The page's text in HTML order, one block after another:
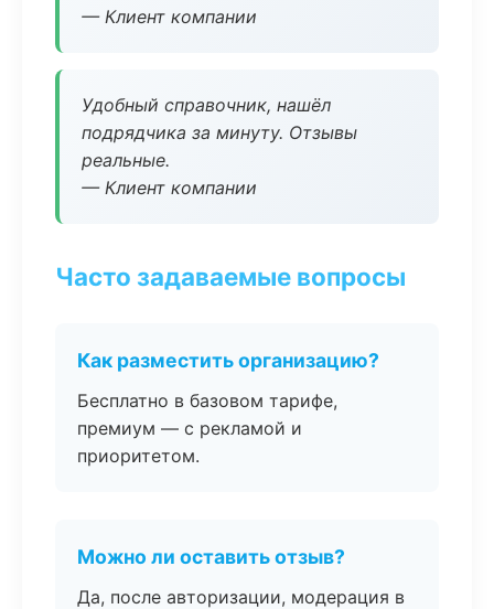
— Клиент компании
Удобный справочник, нашёл
подрядчика за минуту. Отзывы
реальные.
— Клиент компании
Часто задаваемые вопросы
Как разместить организацию?
Бесплатно в базовом тарифе,
премиум — с рекламой и
приоритетом.
Можно ли оставить отзыв?
Да, после авторизации, модерация в